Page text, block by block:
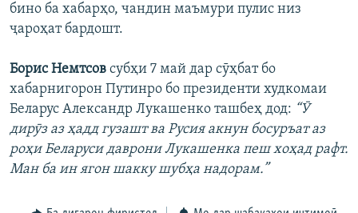
бино ба хабарҳо, чандин маъмури пулис низ
ҷароҳат бардошт.
Борис Немтсов субҳи 7 май дар сӯҳбат бо
хабарнигорон Путинро бо президенти худкомаи
Беларус Александр Лукашенко ташбеҳ дод: “Ӯ
дирӯз аз ҳадд гузашт ва Русия акнун босуръат аз
роҳи Беларуси даврони Лукашенка пеш хоҳад рафт.
Ман ба ин ягон шакку шубҳа надорам.”